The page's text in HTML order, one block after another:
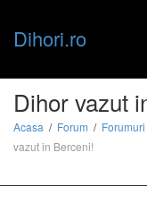
Dihori.ro
Dihor vazut
Acasa Forum Forumuri
vazut in Berceni!